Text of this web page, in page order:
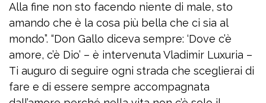
Alla fine non sto facendo niente di male, sto
amando che è la cosa più bella che ci sia al
mondo”. “Don Gallo diceva sempre: ‘Dove c’è
amore, c’è Dio’ – è intervenuta Vladimir Luxuria –
Ti auguro di seguire ogni strada che sceglierai di
fare e di essere sempre accompagnata